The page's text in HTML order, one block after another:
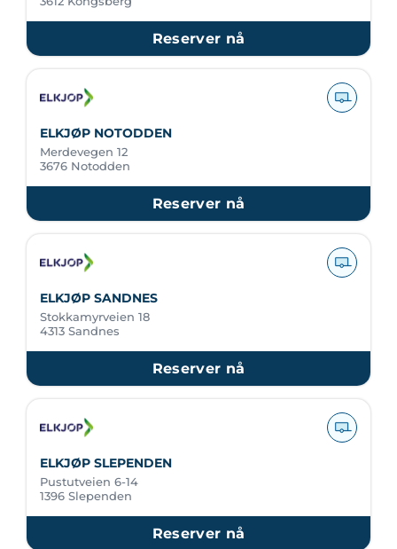
Reserver nå
ELKJØP NOTODDEN
Merdevegen 12
3676 Notodden
Reserver nå
ELKJØP SANDNES
Stokkamyrveien 18
4313 Sandnes
Reserver nå
ELKJØP SLEPENDEN
Pustutveien 6-14
1396 Slependen
Reserver nå